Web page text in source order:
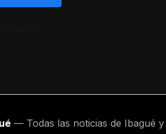
— Todas las noticias de Ibagué y